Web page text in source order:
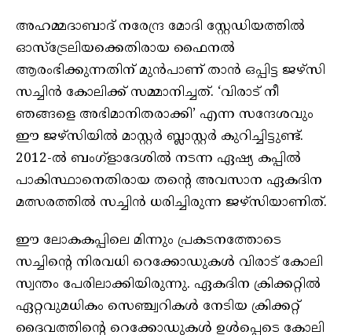
അഹമ്മദാബാദ് നരേന്ദ്ര മോദി സ്റ്റേഡിയത്തിൽ
ഓസ്‌ട്രേലിയക്കെതിരായ ഫൈനല്‍
ആരംഭിക്കുന്നതിന് മുൻപാണ് താന്‍ ഒപ്പിട്ട ജഴ്‌സി
സച്ചിന്‍ കോലിക്ക് സമ്മാനിച്ചത്. ‘വിരാട് നീ
ഞങ്ങളെ അഭിമാനിതരാക്കി’ എന്ന സന്ദേശവും
ഈ ജഴ്‌സിയിൽ മാസ്റ്റർ ബ്ലാസ്റ്റർ കുറിച്ചിട്ടുണ്ട്.
2012-ല്‍ ബംഗ്ളാദേശിൽ നടന്ന ഏഷ്യ കപ്പിൽ
പാകിസ്ഥാനെതിരായ തന്‍റെ അവസാന ഏകദിന
മത്സരത്തില്‍ സച്ചിന്‍ ധരിച്ചിരുന്ന ജഴ്‌സിയാണിത്.
ഈ ലോകകപ്പിലെ മിന്നും പ്രകടനത്തോടെ
സച്ചിന്‍റെ നിരവധി റെക്കോഡുകള്‍ വിരാട് കോലി
സ്വന്തം പേരിലാക്കിയിരുന്നു. ഏകദിന ക്രിക്കറ്റിൽ
ഏറ്റവുമധികം സെഞ്ച്വറികൾ നേടിയ ക്രിക്കറ്റ്
ദൈവത്തിന്‍റെ റെക്കോഡുകള്‍ ഉള്‍പ്പെടെ കോലി